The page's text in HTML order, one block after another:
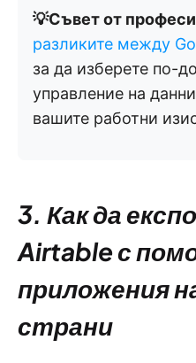
💡Съвет от
разликите между
за да изберете по-
управление на
вашите работни
3. Как да
Airtable с
приложения
страни